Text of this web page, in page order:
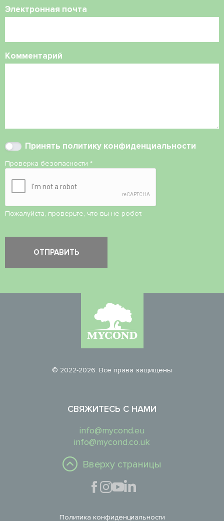
Электронная почта
Комментарий
Принять политику конфиденциальности
Проверка безопасности *
Пожалуйста, проверьте, что вы не робот.
© 2022-2026. Все права защищены
СВЯЖИТЕСЬ С НАМИ
info@mycond.eu
info@mycond.co.uk
Вверху страницы
Политика конфиденциальности